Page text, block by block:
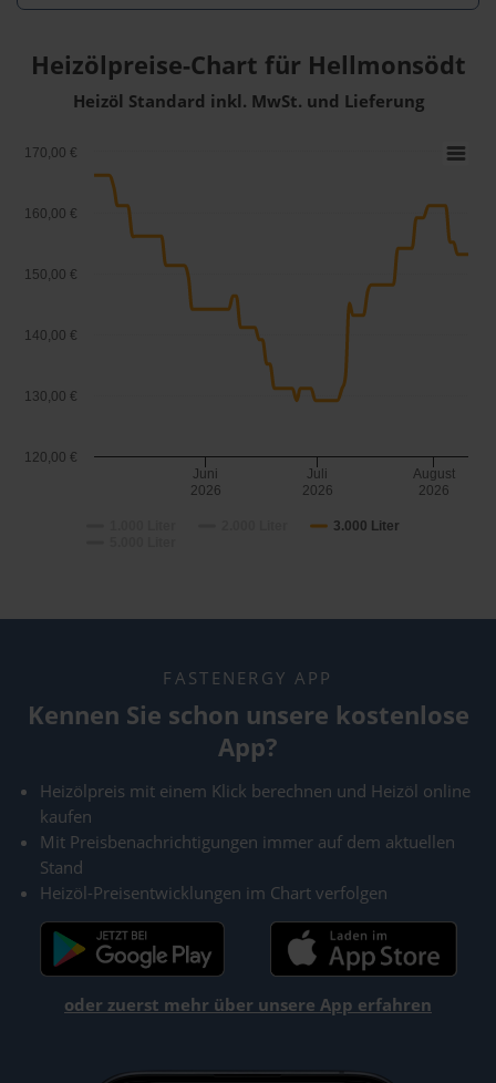
Heizölpreise-Chart für Hellmonsödt
Heizöl Standard inkl. MwSt. und Lieferung
3.000 Liter
Juni
2026
Juli
2026
August
2026
120,00 €
130,00 €
140,00 €
150,00 €
160,00 €
170,00 €
FASTENERGY APP
Kennen Sie schon unsere kostenlose
App?
Heizölpreis mit einem Klick berechnen und Heizöl online
kaufen
Mit Preisbenachrichtigungen immer auf dem aktuellen
Stand
Heizöl-Preisentwicklungen im Chart verfolgen
oder zuerst mehr über unsere App erfahren